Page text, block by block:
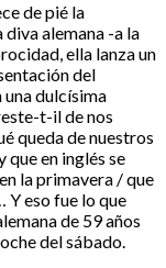
de pié la
alemana -a la
ella lanza un
del
dulcísima
t-il de nos
queda de nuestros
que en inglés se
la primavera / que
Y eso fue lo que
de 59 años
del sábado.